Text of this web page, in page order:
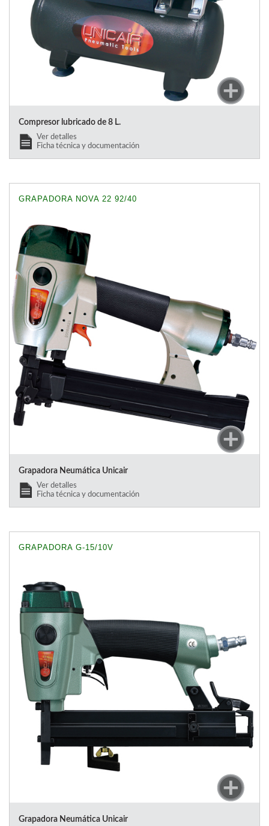
Compresor lubricado de 8 L.
Ver detalles
Ficha técnica y documentación
GRAPADORA NOVA 22 92/40
Grapadora Neumática Unicair
Ver detalles
Ficha técnica y documentación
GRAPADORA G-15/10V
Grapadora Neumática Unicair